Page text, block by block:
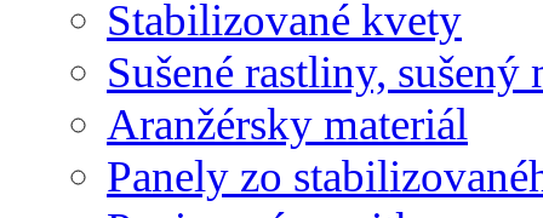
Stabilizované kvety
Sušené rastliny,
Aranžérsky materiál
Panely zo